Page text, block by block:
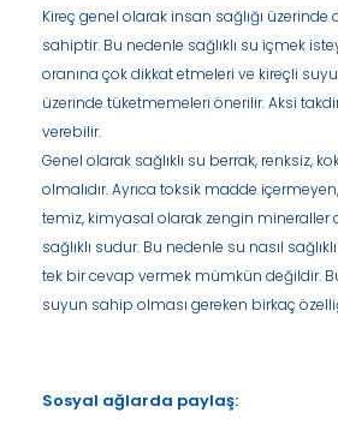
Sosyal ağlarda paylaş:
Kireç genel olarak insan sağlığı
sahiptir. Bu nedenle sağlıklı su içmek
oranına çok dikkat etmeleri ve kireçli
üzerinde tüketmemeleri önerilir. Aksi
verebilir.
Genel olarak sağlıklı su berrak, renksiz,
olmalıdır. Ayrıca toksik madde
temiz, kimyasal olarak zengin mineraller
sağlıklı sudur. Bu nedenle su nasıl
tek bir cevap vermek mümkün değildir.
suyun sahip olması gereken birkaç